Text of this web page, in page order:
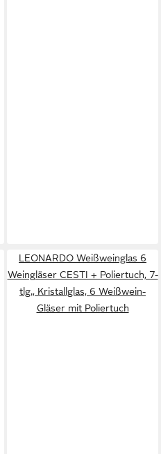
LEONARDO Weißweinglas 6
Weingläser CESTI + Poliertuch, 7-
tlg., Kristallglas, 6 Weißwein-
Gläser mit Poliertuch